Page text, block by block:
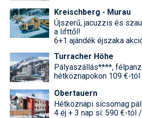
Kreischberg - Murau
Újszerű, jacuzzis és
a lifttől!
6+1 ajándék éjszaka
Turracher Höhe
Pályaszállás****,
hétköznapokon 109 €-
Obertauern
Hétköznapi sícsomag
4 éj + 3 nap sí: 590 €-tól